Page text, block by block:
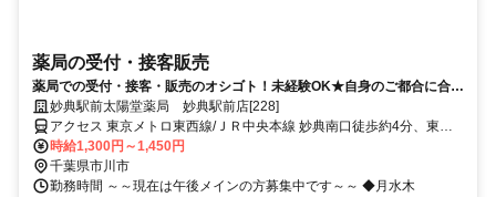
薬局の受付・接客販売
薬局での受付・接客・販売のオシゴト！未経験OK★自身のご都合に合わ
せた働き方が可能です！
妙典駅前太陽堂薬局 妙典駅前店[228]
アクセス 東京メトロ東西線/ＪＲ中央本線 妙典南口徒歩約4分、東京
メトロ東西線/ＪＲ中央本線 行徳徒歩約19分、東京メトロ東西線/ＪＲ
中央本線 原木中山西口徒歩約36分
時給1,300円～1,450円
千葉県市川市
勤務時間 ～～現在は午後メインの方募集中です～～ ◆月水木